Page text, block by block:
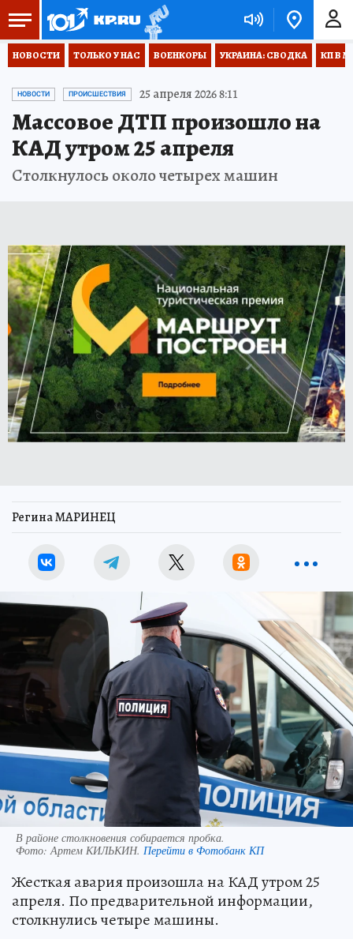
НОВОСТИ ТОЛЬКО У НАС ВОЕНКОРЫ УКРАИНА: СВОДКА КП В
НОВОСТИ ПРОИСШЕСТВИЯ 25 апреля 2026 8:11
Массовое ДТП произошло на
КАД утром 25 апреля
Столкнулось около четырех машин
Регина МАРИНЕЦ
В районе столкновения собирается пробка.
Фото: Артем КИЛЬКИН. Перейти в Фотобанк КП
Жесткая авария произошла на КАД утром 25
апреля. По предварительной информации,
столкнулись четыре машины.